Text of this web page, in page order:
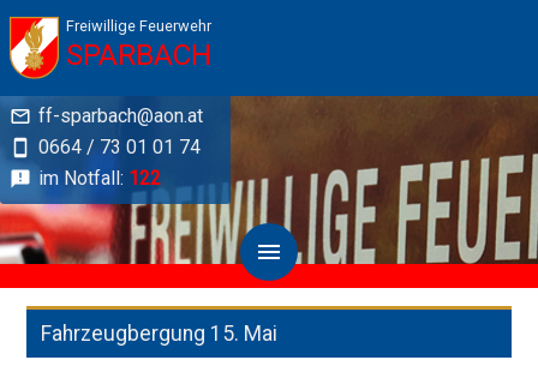
Freiwillige Feuerwehr
SPARBACH
ff-sparbach@aon.at
0664 / 73 01 01 74
im Notfall: 122
Fahrzeugbergung 15. Mai